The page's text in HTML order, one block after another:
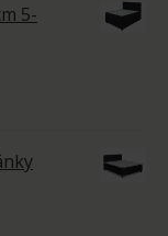
5-